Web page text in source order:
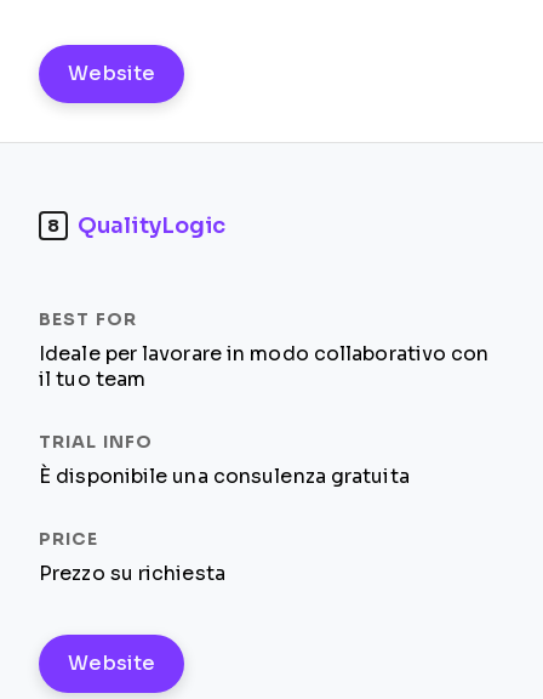
Website
8 QualityLogic
Ideale per lavorare in modo collaborativo con
il tuo team
È disponibile una consulenza gratuita
Prezzo su richiesta
Website